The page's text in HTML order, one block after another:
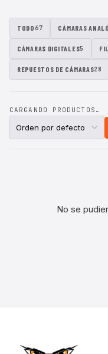
TODO67 CÁMARAS
CÁMARAS DIGITALES5
REPUESTOS DE CÁMARAS28
CARGANDO PRODUCTOS…
No se